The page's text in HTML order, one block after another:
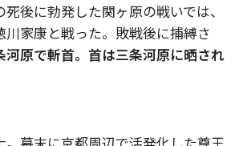
後に勃発した関ヶ原の戦いでは、
家康と戦った。敗戦後に捕縛さ
河原で斬首。首は三条河原に晒され